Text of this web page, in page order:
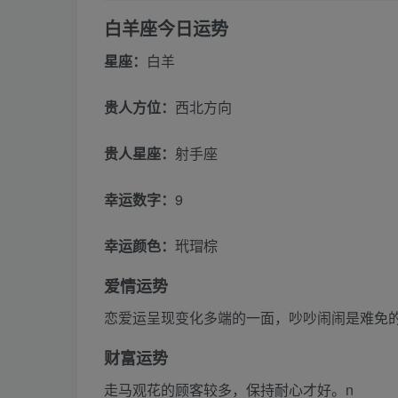
白羊座今日运势
星座： 白羊
贵人方位： 西北方向
贵人星座： 射手座
幸运数字： 9
幸运颜色： 玳瑁棕
爱情运势
恋爱运呈现变化多端的一面，吵吵闹闹是难免
财富运势
走马观花的顾客较多，保持耐心才好。n